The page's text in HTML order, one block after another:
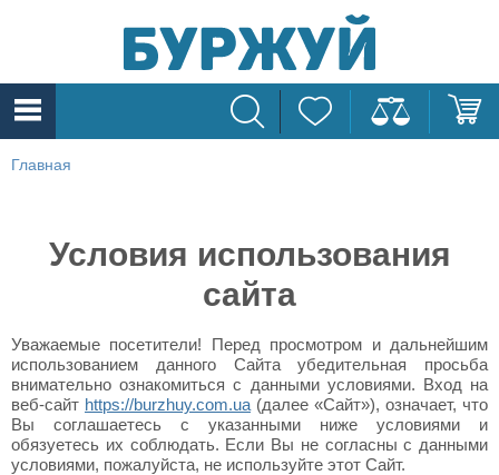
Главная
Условия использования
сайта
Уважаемые посетители! Перед просмотром и дальнейшим
использованием данного Сайта убедительная просьба
внимательно ознакомиться с данными условиями. Вход на
веб-сайт https://burzhuy.com.ua (далее «Сайт»), означает, что
Вы соглашаетесь с указанными ниже условиями и
обязуетесь их соблюдать. Если Вы не согласны с данными
условиями, пожалуйста, не используйте этот Сайт.